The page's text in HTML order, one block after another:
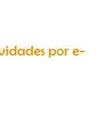
por e-